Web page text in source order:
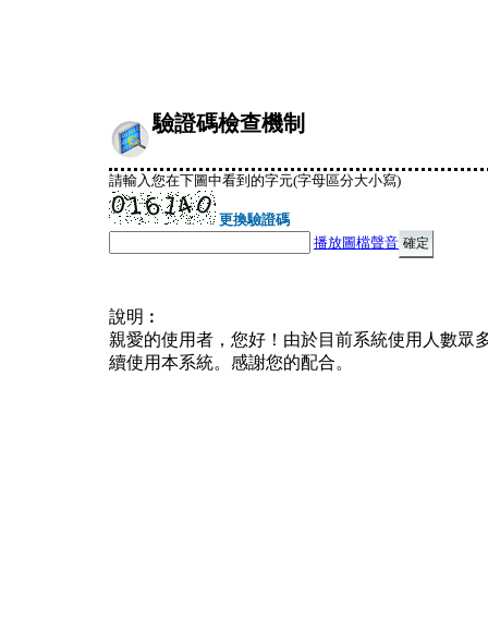
驗證碼檢查機制
請輸入您在下圖中看到的字元(字母區分大小寫)
更換驗證碼
播放圖檔聲音
說明︰
親愛的使用者，您好！由於目前系統使用人數眾
續使用本系統。感謝您的配合。